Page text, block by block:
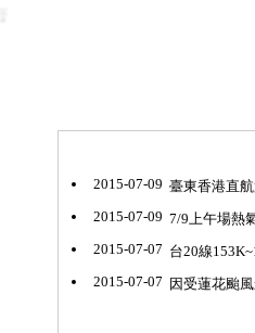
2015-07-09 臺東香港直
2015-07-09 7/9上午場熱
2015-07-07 台20線
2015-07-07 因受蓮花颱